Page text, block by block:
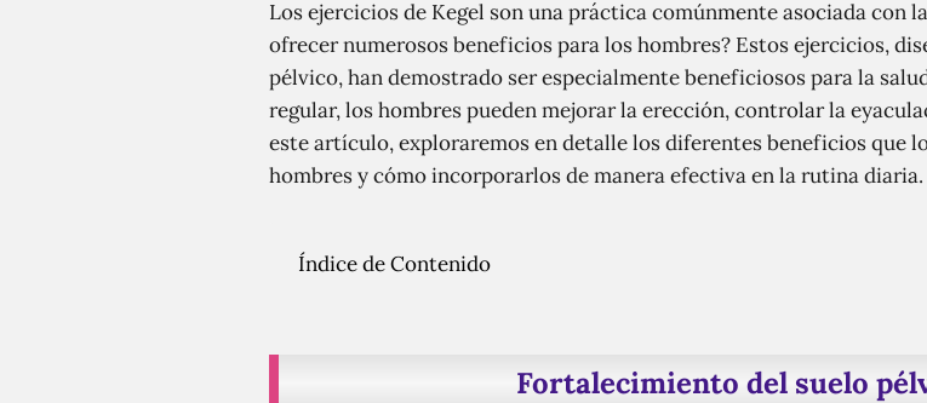
Los ejercicios de Kegel son una práctica comúnmente asociada con
ofrecer numerosos beneficios para los hombres? Estos ejercicios,
pélvico, han demostrado ser especialmente beneficiosos para la
regular, los hombres pueden mejorar la erección, controlar la
este artículo, exploraremos en detalle los diferentes beneficios que
hombres y cómo incorporarlos de manera efectiva en la rutina diaria.
Índice de Contenido
Fortalecimiento del suelo